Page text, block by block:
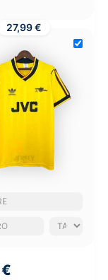
27,99 €